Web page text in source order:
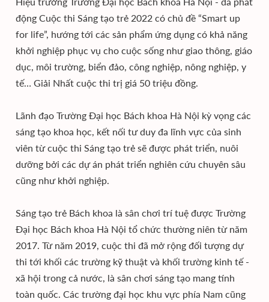
động Cuộc thi Sáng tạo trẻ 2022 có chủ đề “Smart up
for life”, hướng tới các sản phẩm ứng dụng có khả năng
khởi nghiệp phục vụ cho cuộc sống như giao thông, giáo
dục, môi trường, biển đảo, công nghiệp, nông nghiệp, y
tế… Giải Nhất cuộc thi trị giá 50 triệu đồng.
Lãnh đạo Trường Đại học Bách khoa Hà Nội kỳ vọng các
sáng tạo khoa học, kết nối tư duy đa lĩnh vực của sinh
viên từ cuộc thi Sáng tạo trẻ sẽ được phát triển, nuôi
dưỡng bởi các dự án phát triển nghiên cứu chuyên sâu
cũng như khởi nghiệp.
Sáng tạo trẻ Bách khoa là sân chơi trí tuệ được Trường
Đại học Bách khoa Hà Nội tổ chức thường niên từ năm
2017. Từ năm 2019, cuộc thi đã mở rộng đối tượng dự
thi tới khối các trường kỹ thuật và khối trường kinh tế -
xã hội trong cả nước, là sân chơi sáng tạo mang tính
toàn quốc. Các trường đại học khu vực phía Nam cũng